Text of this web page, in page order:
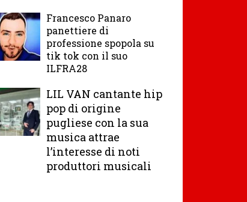
Francesco Panaro
panettiere di
professione spopola su
tik tok con il suo
ILFRA28
LIL VAN cantante hip
pop di origine
pugliese con la sua
musica attrae
l’interesse di noti
produttori musicali